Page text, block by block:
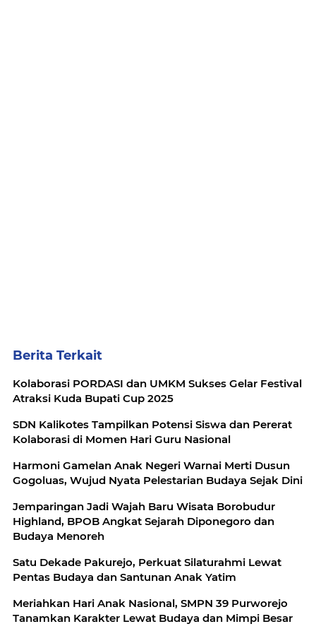
Berita Terkait
Kolaborasi PORDASI dan UMKM Sukses Gelar Festival
Atraksi Kuda Bupati Cup 2025
SDN Kalikotes Tampilkan Potensi Siswa dan Pererat
Kolaborasi di Momen Hari Guru Nasional
Harmoni Gamelan Anak Negeri Warnai Merti Dusun
Gogoluas, Wujud Nyata Pelestarian Budaya Sejak Dini
Jemparingan Jadi Wajah Baru Wisata Borobudur
Highland, BPOB Angkat Sejarah Diponegoro dan
Budaya Menoreh
Satu Dekade Pakurejo, Perkuat Silaturahmi Lewat
Pentas Budaya dan Santunan Anak Yatim
Meriahkan Hari Anak Nasional, SMPN 39 Purworejo
Tanamkan Karakter Lewat Budaya dan Mimpi Besar